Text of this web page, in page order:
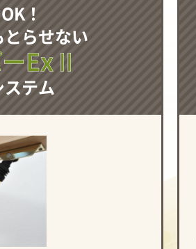
！
らせない
ExⅡ
ステム